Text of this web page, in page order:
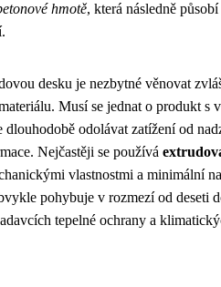
hmotě, která následně
desku je nezbytné věnovat
Musí se jednat o produkt s
odolávat zatížení od
Nejčastěji se používá
vlastnostmi a minimální
pohybuje v rozmezí od deseti
tepelné ochrany a